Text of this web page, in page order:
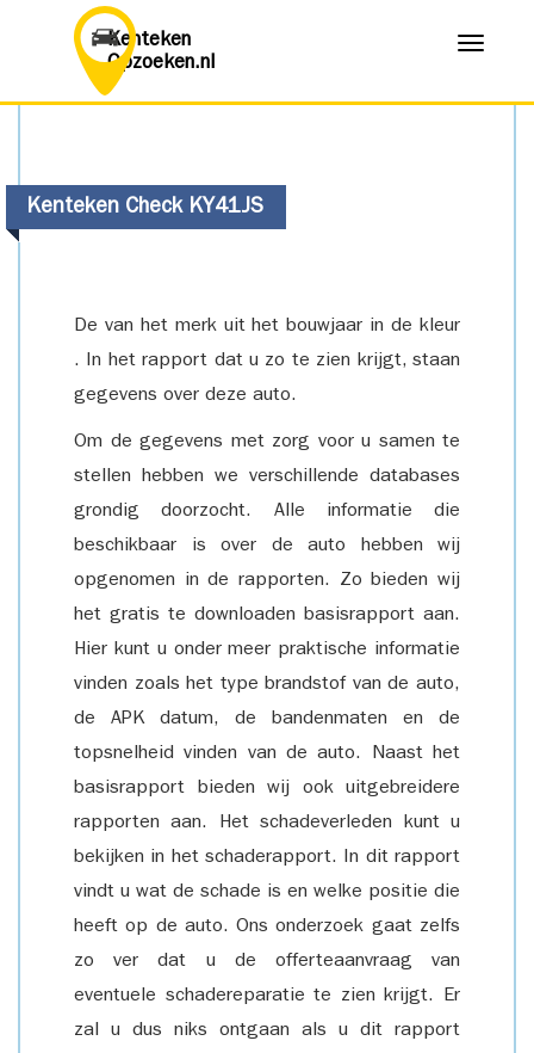
Kenteken
Opzoeken.nl
Menu
Kenteken Check KY41JS
De van het merk uit het bouwjaar in de kleur
. In het rapport dat u zo te zien krijgt, staan
gegevens over deze auto.
Om de gegevens met zorg voor u samen te
stellen hebben we verschillende databases
grondig doorzocht. Alle informatie die
beschikbaar is over de auto hebben wij
opgenomen in de rapporten. Zo bieden wij
het gratis te downloaden basisrapport aan.
Hier kunt u onder meer praktische informatie
vinden zoals het type brandstof van de auto,
de APK datum, de bandenmaten en de
topsnelheid vinden van de auto. Naast het
basisrapport bieden wij ook uitgebreidere
rapporten aan. Het schadeverleden kunt u
bekijken in het schaderapport. In dit rapport
vindt u wat de schade is en welke positie die
heeft op de auto. Ons onderzoek gaat zelfs
zo ver dat u de offerteaanvraag van
eventuele schadereparatie te zien krijgt. Er
zal u dus niks ontgaan als u dit rapport